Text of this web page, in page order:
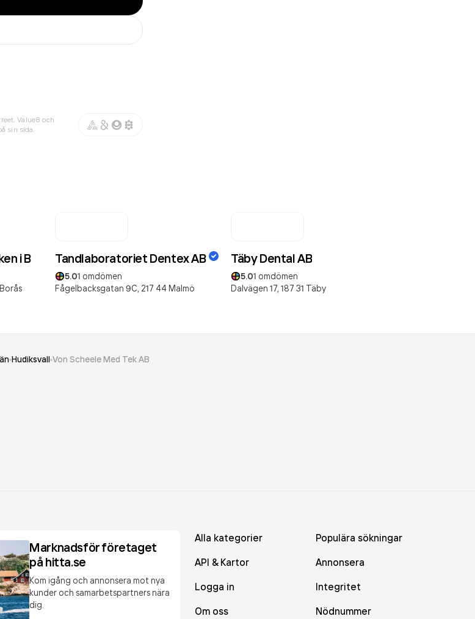
Value8 och
sin sida.
i B
Borås
Tandlaboratoriet Dentex AB
5.01 omdömen
Fågelbacksgatan 9C, 217 44 Malmö
Täby Dental AB
5.01 omdömen
Dalvägen 17, 187 31 Täby
Hudiksvall Von Scheele Med Tek AB
Marknadsför företaget
på hitta.se
Kom igång och annonsera mot nya
kunder och samarbetspartners nära
dig.
Alla kategorier
Populära sökningar
API & Kartor
Annonsera
Logga in
Integritet
Om oss
Nödnummer